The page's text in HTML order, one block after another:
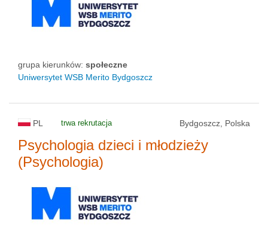
grupa kierunków: społeczne
Uniwersytet WSB Merito Bydgoszcz
PL trwa rekrutacja Bydgoszcz, Polska
Psychologia dzieci i młodzieży
(Psychologia)